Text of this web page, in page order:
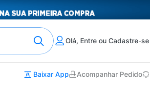
Olá, Entre ou Cadastre-se
Baixar App Acompanhar Pedido